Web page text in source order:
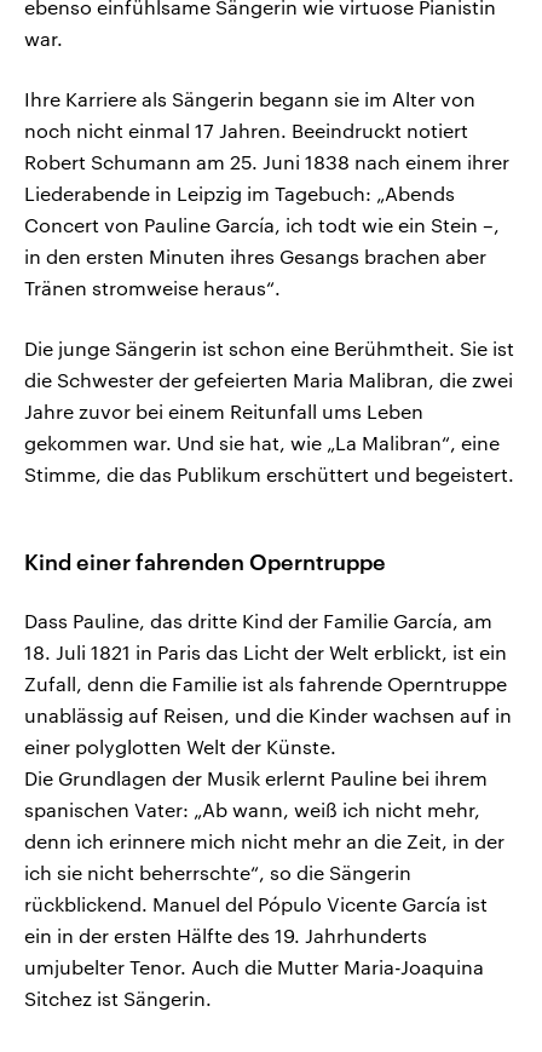
ebenso einfühlsame Sängerin wie virtuose Pianistin
war.
Ihre Karriere als Sängerin begann sie im Alter von
noch nicht einmal 17 Jahren. Beeindruckt notiert
Robert Schumann am 25. Juni 1838 nach einem ihrer
Liederabende in Leipzig im Tagebuch: „Abends
Concert von Pauline García, ich todt wie ein Stein –,
in den ersten Minuten ihres Gesangs brachen aber
Tränen stromweise heraus“.
Die junge Sängerin ist schon eine Berühmtheit. Sie ist
die Schwester der gefeierten Maria Malibran, die zwei
Jahre zuvor bei einem Reitunfall ums Leben
gekommen war. Und sie hat, wie „La Malibran“, eine
Stimme, die das Publikum erschüttert und begeistert.
Kind einer fahrenden Operntruppe
Dass Pauline, das dritte Kind der Familie García, am
18. Juli 1821 in Paris das Licht der Welt erblickt, ist ein
Zufall, denn die Familie ist als fahrende Operntruppe
unablässig auf Reisen, und die Kinder wachsen auf in
einer polyglotten Welt der Künste.
Die Grundlagen der Musik erlernt Pauline bei ihrem
spanischen Vater: „Ab wann, weiß ich nicht mehr,
denn ich erinnere mich nicht mehr an die Zeit, in der
ich sie nicht beherrschte“, so die Sängerin
rückblickend. Manuel del Pópulo Vicente García ist
ein in der ersten Hälfte des 19. Jahrhunderts
umjubelter Tenor. Auch die Mutter Maria-Joaquina
Sitchez ist Sängerin.